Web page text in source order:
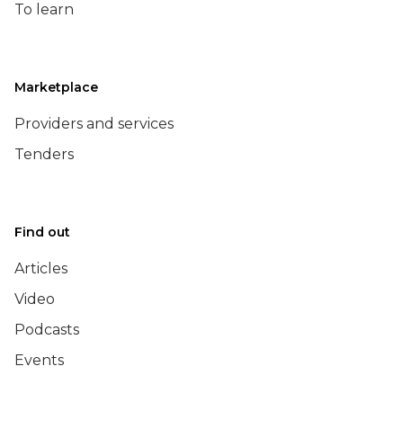
To learn
Marketplace
Providers and services
Tenders
Find out
Articles
Video
Podcasts
Events